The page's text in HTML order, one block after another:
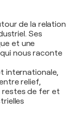
de la relation
Ses
et une
nous raconte
internationale,
relief,
de fer et